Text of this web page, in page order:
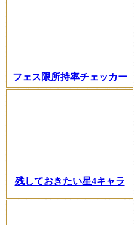
フェス限所持率チェッカー
残しておきたい星4キャラ